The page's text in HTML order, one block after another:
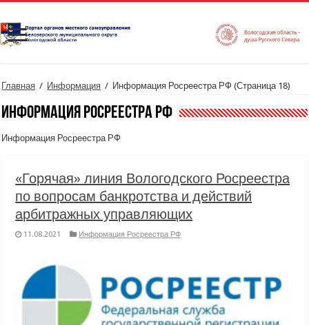
Главная / Информация / Информация Росреестра РФ (Страница 18)
Информация Росреестра РФ
Информация Росреестра РФ
«Горячая» линия Вологодского Росреестра
по вопросам банкротства и действий
арбитражных управляющих
11.08.2021 Информация Росреестра РФ